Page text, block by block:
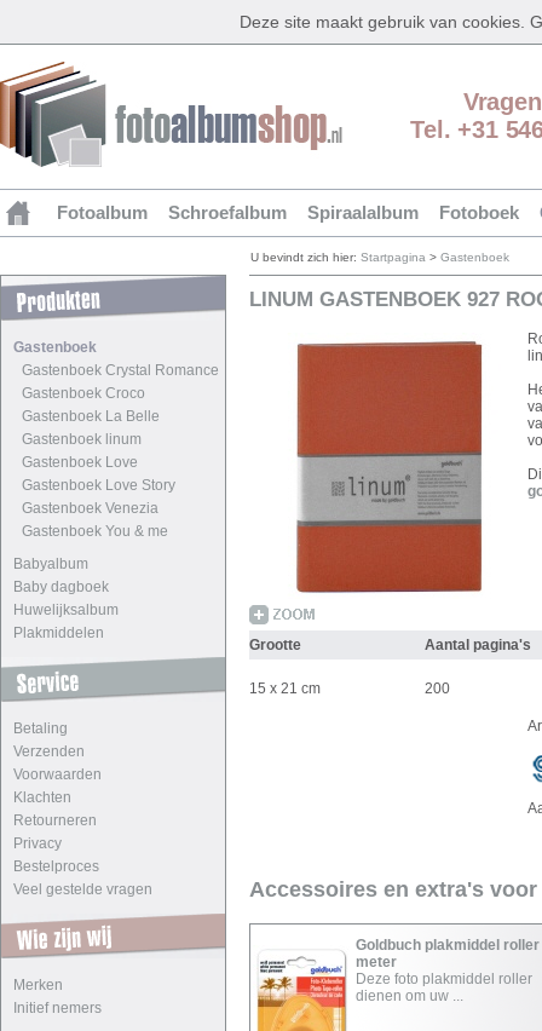
Deze site maakt gebruik van cookies.
Tel. +31
Fotoalbum Schroefalbum Spiraalalbum Fotoboek
Gastenboek
Gastenboek Crystal Romance
Gastenboek Croco
Gastenboek La Belle
Gastenboek linum
Gastenboek Love
Gastenboek Love Story
Gastenboek Venezia
Gastenboek You & me
Babyalbum
Baby dagboek
Huwelijksalbum
Plakmiddelen
Betaling
Verzenden
Voorwaarden
Klachten
Retourneren
Privacy
Bestelproces
Veel gestelde vragen
Merken
Initief nemers
U bevindt zich hier: Startpagina > Gastenboek
LINUM GASTENBOEK 927
Grootte Aantal pagina's
15 x 21 cm 200
Accessoires en extra's
Goldbuch plakmiddel roller
meter
Deze foto plakmiddel roller
dienen om uw ...